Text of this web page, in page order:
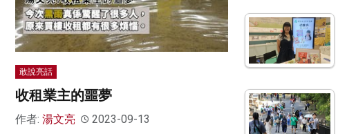
敢說亮話
收租業主的噩夢
作者: 湯文亮 2023-09-13